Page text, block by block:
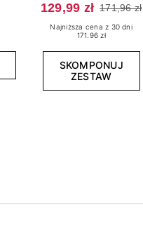
129,99 zł 171,96 zł
Najniższa cena z 30 dni
171.96 zł
SKOMPONUJ
ZESTAW